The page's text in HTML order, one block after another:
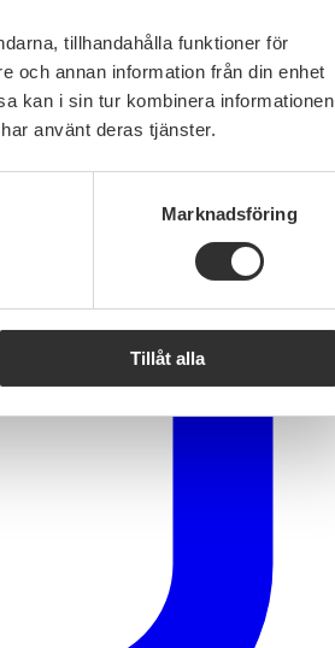
tillhandahålla funktioner för
och annan information från din enhet
kan i sin tur kombinera informationen
använt deras tjänster.
Marknadsföring
Tillåt alla